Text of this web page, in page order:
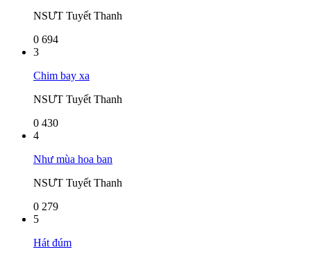
NSƯT Tuyết Thanh
0 694
3
Chim bay xa
NSƯT Tuyết Thanh
0 430
4
Như mùa hoa ban
NSƯT Tuyết Thanh
0 279
5
Hát đúm